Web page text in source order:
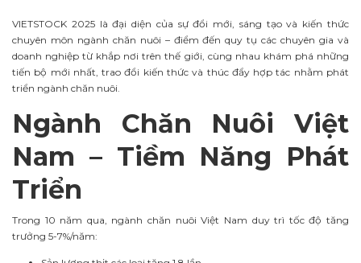
VIETSTOCK 2025 là đại diện của sự đổi mới, sáng tạo và kiến thức
chuyên môn ngành chăn nuôi – điểm đến quy tụ các chuyên gia và
doanh nghiệp từ khắp nơi trên thế giới, cùng nhau khám phá những
tiến bộ mới nhất, trao đổi kiến thức và thúc đẩy hợp tác nhằm phát
triển ngành chăn nuôi.
Ngành Chăn Nuôi Việt
Nam – Tiềm Năng Phát
Triển
Trong 10 năm qua, ngành chăn nuôi Việt Nam duy trì tốc độ tăng
trưởng 5-7%/năm: